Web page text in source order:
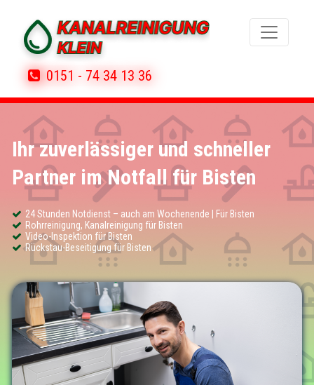
0151 - 74 34 13 36
Ihr zuverlässiger und schneller
Partner im Notfall für Bisten
24 Stunden Notdienst – auch am Wochenende | Für Bisten
Rohrreinigung, Kanalreinigung für Bisten
Video-Inspektion für Bisten
Rückstau-Beseitigung für Bisten